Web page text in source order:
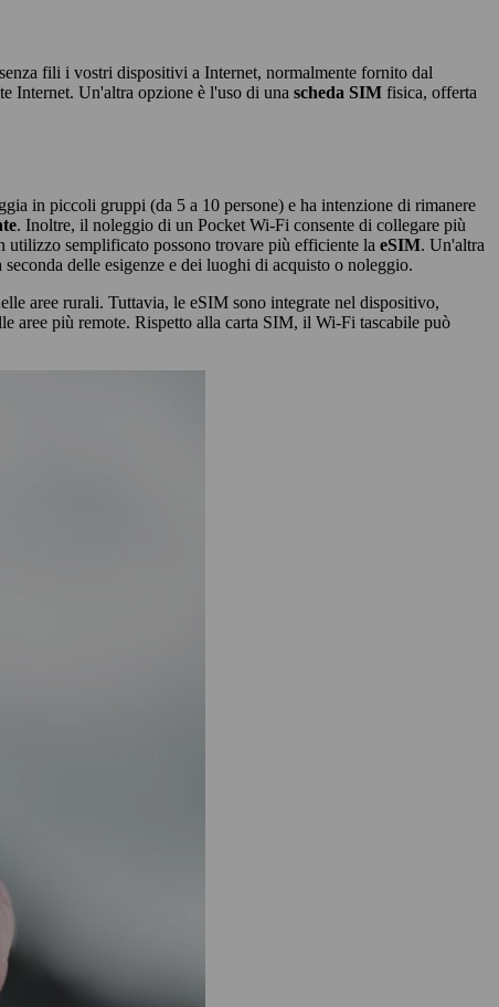
fili i vostri dispositivi a Internet, normalmente fornito dal
Internet. Un'altra opzione è l'uso di una scheda SIM fisica, offerta
in piccoli gruppi (da 5 a 10 persone) e ha intenzione di rimanere
. Inoltre, il noleggio di un Pocket Wi-Fi consente di collegare più
utilizzo semplificato possono trovare più efficiente la eSIM. Un'altra
delle esigenze e dei luoghi di acquisto o noleggio.
aree rurali. Tuttavia, le eSIM sono integrate nel dispositivo,
aree più remote. Rispetto alla carta SIM, il Wi-Fi tascabile può